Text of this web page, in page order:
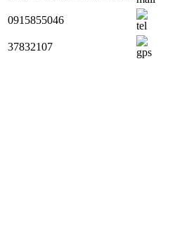
0915855046
37832107